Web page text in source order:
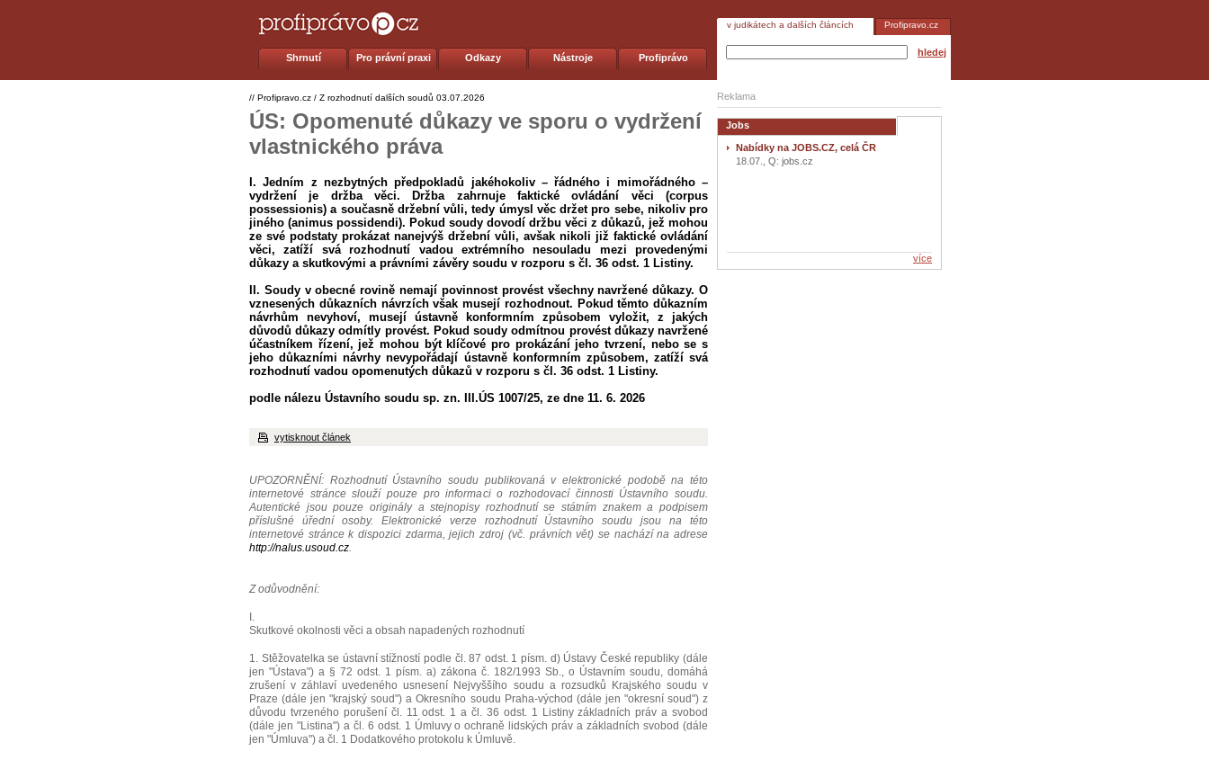
Shrnutí Pro právní praxi Odkazy Nástroje Profiprávo
v judikátech a dalších článcích Profipravo.cz
hledej
// Profipravo.cz / Z rozhodnutí dalších soudů 03.07.2026
ÚS: Opomenuté důkazy ve sporu o vydržení
vlastnického práva
I. Jedním z nezbytných předpokladů jakéhokoliv – řádného i mimořádného –
vydržení je držba věci. Držba zahrnuje faktické ovládání věci (corpus
possessionis) a současně držební vůli, tedy úmysl věc držet pro sebe, nikoliv pro
jiného (animus possidendi). Pokud soudy dovodí držbu věci z důkazů, jež mohou
ze své podstaty prokázat nanejvýš držební vůli, avšak nikoli již faktické ovládání
věci, zatíží svá rozhodnutí vadou extrémního nesouladu mezi provedenými
důkazy a skutkovými a právními závěry soudu v rozporu s čl. 36 odst. 1 Listiny.
II. Soudy v obecné rovině nemají povinnost provést všechny navržené důkazy. O
vznesených důkazních návrzích však musejí rozhodnout. Pokud těmto důkazním
návrhům nevyhoví, musejí ústavně konformním způsobem vyložit, z jakých
důvodů důkazy odmítly provést. Pokud soudy odmítnou provést důkazy navržené
účastníkem řízení, jež mohou být klíčové pro prokázání jeho tvrzení, nebo se s
jeho důkazními návrhy nevypořádají ústavně konformním způsobem, zatíží svá
rozhodnutí vadou opomenutých důkazů v rozporu s čl. 36 odst. 1 Listiny.
podle nálezu Ústavního soudu sp. zn. III.ÚS 1007/25, ze dne 11. 6. 2026
vytisknout článek
UPOZORNĚNÍ: Rozhodnutí Ústavního soudu publikovaná v elektronické podobě na této
internetové stránce slouží pouze pro informaci o rozhodovací činnosti Ústavního soudu.
Autentické jsou pouze originály a stejnopisy rozhodnutí se státním znakem a podpisem
příslušné úřední osoby. Elektronické verze rozhodnutí Ústavního soudu jsou na této
internetové stránce k dispozici zdarma, jejich zdroj (vč. právních vět) se nachází na adrese
http://nalus.usoud.cz.
Z odůvodnění:
I.
Skutkové okolnosti věci a obsah napadených rozhodnutí
1. Stěžovatelka se ústavní stížností podle čl. 87 odst. 1 písm. d) Ústavy České republiky (dále
jen "Ústava") a § 72 odst. 1 písm. a) zákona č. 182/1993 Sb., o Ústavním soudu, domáhá
zrušení v záhlaví uvedeného usnesení Nejvyššího soudu a rozsudků Krajského soudu v
Praze (dále jen "krajský soud") a Okresního soudu Praha-východ (dále jen "okresní soud") z
důvodu tvrzeného porušení čl. 11 odst. 1 a čl. 36 odst. 1 Listiny základních práv a svobod
(dále jen "Listina") a čl. 6 odst. 1 Úmluvy o ochraně lidských práv a základních svobod (dále
jen "Úmluva") a čl. 1 Dodatkového protokolu k Úmluvě.
Reklama
Jobs
Nabídky na JOBS.CZ, celá ČR
18.07., Q: jobs.cz
více